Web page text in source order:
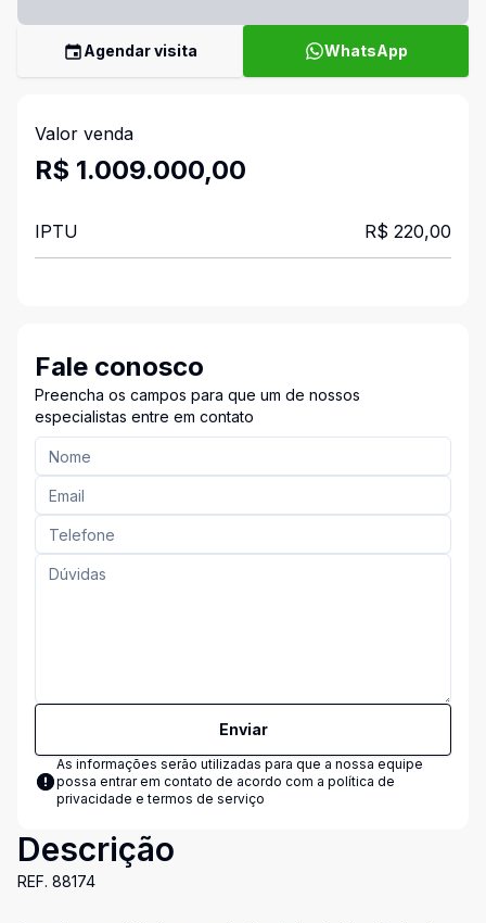
Agendar visita WhatsApp
Valor venda
R$ 1.009.000,00
IPTU R$ 220,00
Fale conosco
Preencha os campos para que um de nossos
especialistas entre em contato
Enviar
As informações serão utilizadas para que a nossa equipe
possa entrar em contato de acordo com a política de
privacidade e termos de serviço
Descrição
REF. 88174